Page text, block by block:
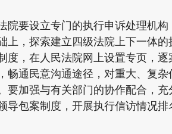
设立专门的执行申诉处理机构
，探索建立四级法院上下一体的
，在人民法院网上设置专页，逐
通民意沟通途径，对重大、复
加强与有关部门的协作配合，
导包案制度，开展执行信访情况